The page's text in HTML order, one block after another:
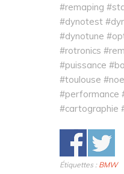
#remaping
#dynotest
#dynotune
#rotronics
#puissance
#toulouse
#performance
#cartographie
Étiquettes : BMW